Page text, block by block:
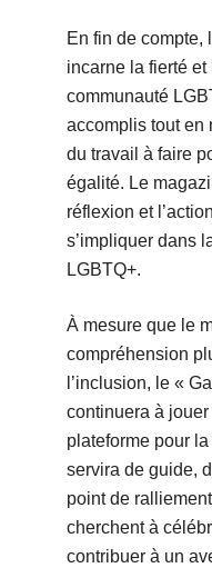
En fin de compte,
incarne la fierté
communauté
accomplis tout en
du travail à faire
égalité. Le
réflexion et
s’impliquer dans
LGBTQ+.
À mesure que le
compréhension
l’inclusion, le «
continuera à
plateforme pour la
servira de guide,
point de
cherchent à
contribuer à un